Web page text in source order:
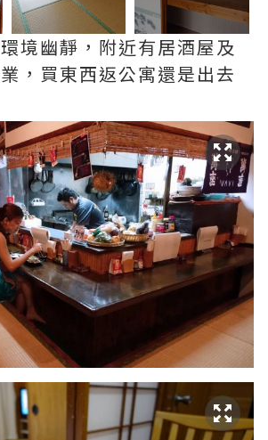
境幽靜，附近有居酒屋及
，買東西返公寓還是出去